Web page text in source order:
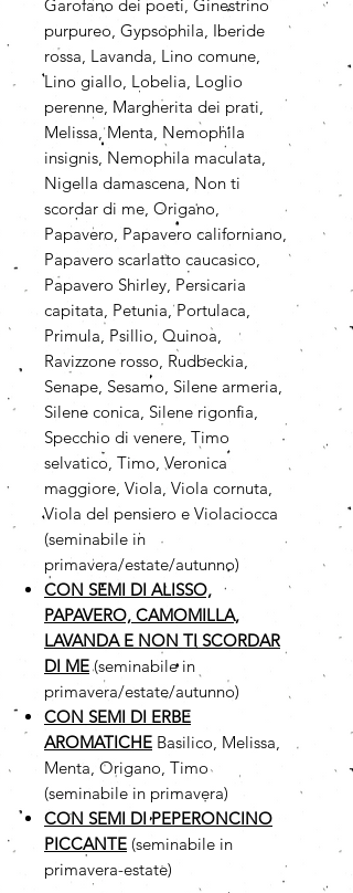
Garofano dei poeti, Ginestrino
purpureo, Gypsophila, Iberide
rossa, Lavanda, Lino comune,
Lino giallo, Lobelia, Loglio
perenne, Margherita dei prati,
Melissa, Menta, Nemophila
insignis, Nemophila maculata,
Nigella damascena, Non ti
scordar di me, Origano,
Papavero, Papavero californiano,
Papavero scarlatto caucasico,
Papavero Shirley, Persicaria
capitata, Petunia, Portulaca,
Primula, Psillio, Quinoa,
Ravizzone rosso, Rudbeckia,
Senape, Sesamo, Silene armeria,
Silene conica, Silene rigonfia,
Specchio di venere, Timo
selvatico, Timo, Veronica
maggiore, Viola, Viola cornuta,
Viola del pensiero e Violaciocca
(seminabile in
primavera/estate/autunno)
CON SEMI DI ALISSO,
PAPAVERO, CAMOMILLA,
LAVANDA E NON TI SCORDAR
DI ME(seminabile in
primavera/estate/autunno)
CON SEMI DI ERBE
AROMATICHE Basilico, Melissa,
Menta, Origano, Timo
(seminabile in primavera)
CON SEMI DI PEPERONCINO
PICCANTE (seminabile in
primavera-estate)